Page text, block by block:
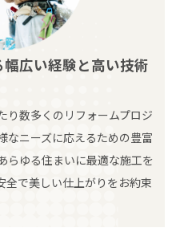
広い経験と高い技術
り数多くのリフォームプロジ
なニーズに応えるための豊富
らゆる住まいに最適な施工を
全で美しい仕上がりをお約束